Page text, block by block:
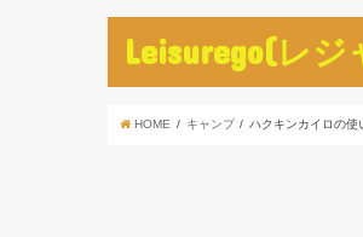
Leisurego(レ
HOME キャンプ ハクキンカイロの使